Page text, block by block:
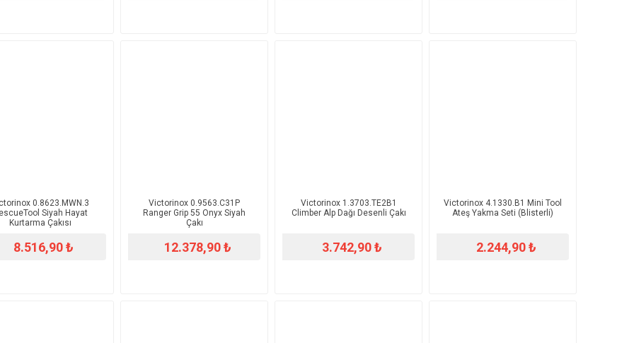
0.8623.MWN.3
Siyah Hayat
Kurtarma Çakısı
8.516,90 ₺
​Victorinox 0.9563.C31P
Ranger Grip 55 Onyx Siyah
Çakı
12.378,90 ₺
​Victorinox 1.3703.TE2B1
Climber Alp Dağı Desenli Çakı
3.742,90 ₺
​Victorinox 4.1330.B1 Mini Tool
Ateş Yakma Seti (Blisterli)
2.244,90 ₺